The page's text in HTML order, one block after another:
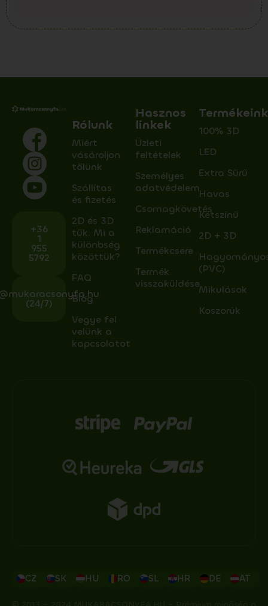
+36
1
955
5792
(24/7)
Rólunk
Miért
vásároljon
tőlünk
Szállítas
és fizetés
2D és 3D
tűk. Mi a
különbség
közöttük?
FAQ
Blog
Vegye fel
velünk a
kapcsolatot
Hasznos
linkek
Üzleti
feltételek
Személyes
adatvédelem
Csomagkövetés
Reklamáció
Termékcsere
Termék
visszaküldése
100% 3D
LED
Extra Sűrű
Havas
Kétszínű
2D + 3D
(PVC)
Mikulások
Koszorúk
CZ SK HU RO SL HR DE AT